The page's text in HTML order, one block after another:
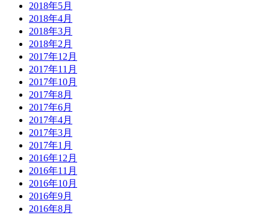
2018年5月
2018年4月
2018年3月
2018年2月
2017年12月
2017年11月
2017年10月
2017年8月
2017年6月
2017年4月
2017年3月
2017年1月
2016年12月
2016年11月
2016年10月
2016年9月
2016年8月